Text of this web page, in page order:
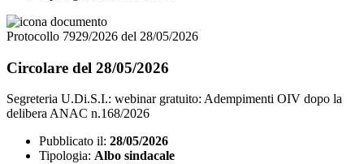
Protocollo 7929/2026 del 28/05/2026
Circolare del 28/05/2026
Segreteria U.Di.S.I.: webinar gratuito: Adempimenti OIV dopo la
delibera ANAC n.168/2026
Pubblicato il: 28/05/2026
Tipologia: Albo sindacale